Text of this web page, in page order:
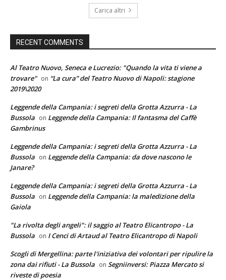
Carica altri
RECENT COMMENTS
Al Teatro Nuovo, Seneca e Lucrezio: "Quando la vita ti viene a
trovare" on “La cura” del Teatro Nuovo di Napoli: stagione
2019\2020
Leggende della Campania: i segreti della Grotta Azzurra - La
Bussola on Leggende della Campania: Il fantasma del Caffè
Gambrinus
Leggende della Campania: i segreti della Grotta Azzurra - La
Bussola on Leggende della Campania: da dove nascono le
Janare?
Leggende della Campania: i segreti della Grotta Azzurra - La
Bussola on Leggende della Campania: la maledizione della
Gaiola
"La rivolta degli angeli": il saggio al Teatro Elicantropo - La
Bussola on I Cenci di Artaud al Teatro Elicantropo di Napoli
Scogli di Mergellina: parte l'iniziativa dei volontari per ripulire la
zona dai rifiuti - La Bussola on Segniinversi: Piazza Mercato si
riveste di poesia